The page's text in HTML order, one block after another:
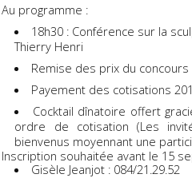
Au programme :
18h30 : Conférence sur la
Thierry Henri
Remise des prix du
Payement des cotisations
Cocktail dînatoire offert
ordre de cotisation (Les
bienvenus moyennant une
Inscription souhaitée avant le 15
Gisèle Jeanjot : 084/21.29.52